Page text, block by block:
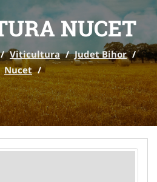
NUCET
Viticultura / Judet Bihor /
Nucet /